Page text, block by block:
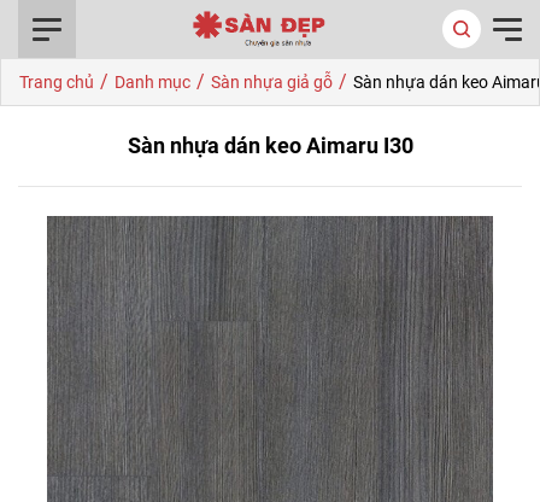
Trang chủ / Danh mục / Sàn nhựa giả gỗ / Sàn nhựa dán keo
Sàn nhựa dán keo Aimaru I30